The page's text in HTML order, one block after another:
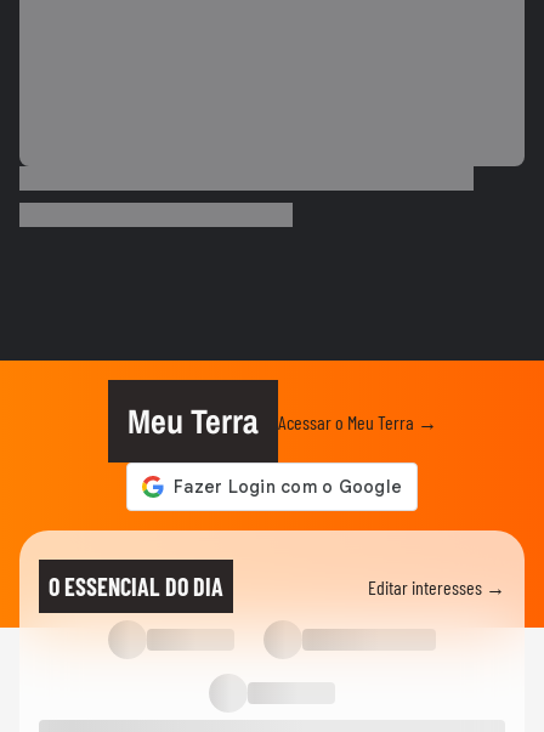
a púlpito de Haddad...
Tarcísio de Freitas diz querer ‘prestar
contas’ em debate com...
Haddad diz acreditar em ‘debate de alto
nível’ com Tarcísio e...
Governo de São Paulo: veja por que
debate na Band só vai ter...
Meu Terra Acessar o Meu Terra →
O ESSENCIAL DO DIA Editar interesses →